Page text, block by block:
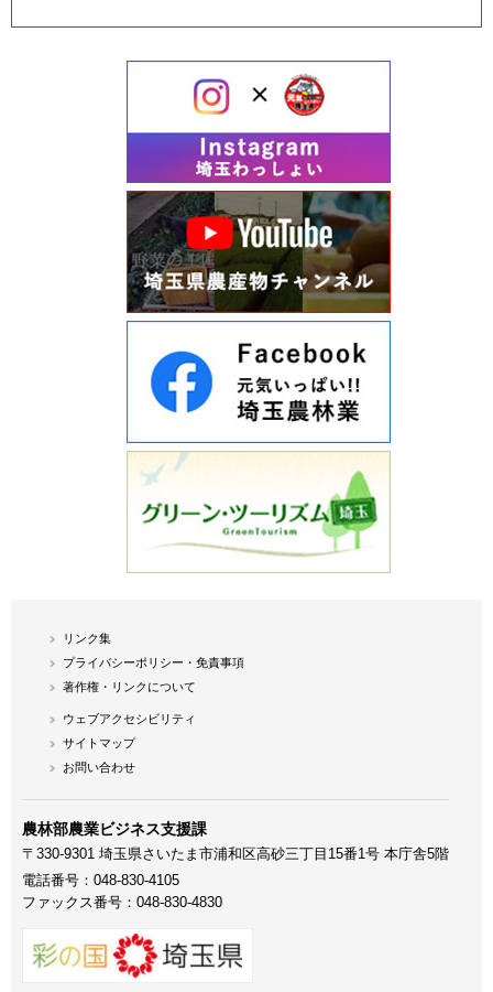
リンク集
プライバシーポリシー・免責事項
著作権・リンクについて
ウェブアクセシビリティ
サイトマップ
お問い合わせ
農林部農業ビジネス支援課
〒330-9301 埼玉県さいたま市浦和区高砂三丁目15番1号 本庁舎5階
電話番号：048-830-4105
ファックス番号：048-830-4830